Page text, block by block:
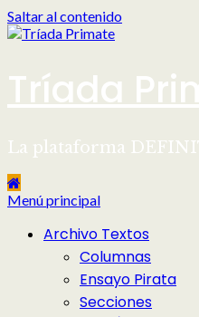
Saltar al contenido
Tríada
La plataforma
Menú principal
Archivo Textos
Columnas
Ensayo Pirata
Secciones